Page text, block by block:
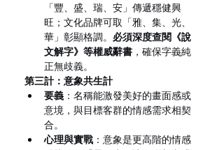
「豐、盛、瑞、安」傳遞穩健興
旺；文化品牌可取「雅、集、光、
華」彰顯格調。 必須深度查閱《說
文解字》等權威辭書 ，確保字義純
正無歧義。
第三計：意象共生計
要義 ：名稱能激發美好的畫面感或
意境，與目標客群的情感需求相契
合。
心理與實戰 ：意象是更高階的情感